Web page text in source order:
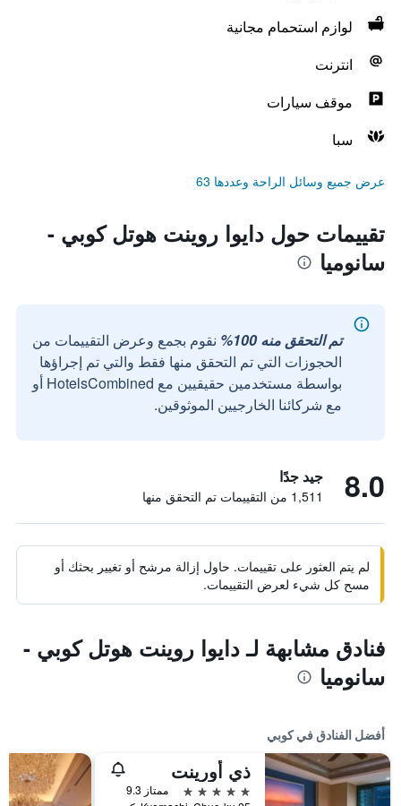
لوازم استحمام مجانية
انترنت
موقف سيارات
سبا
عرض جميع وسائل الراحة وعددها 63
تقييمات حول دايوا روينت هوتل كوبي -
سانوميا
تم التحقق منه 100%
نقوم بجمع وعرض التقييمات من
الحجوزات التي تم التحقق منها فقط والتي تم إجراؤها
بواسطة مستخدمين حقيقيين مع HotelsCombined أو
مع شركائنا الخارجيين الموثوقين.
8.0 جيد جدًا
1,511 من التقييمات تم التحقق منها
لم يتم العثور على تقييمات. حاول إزالة مرشح أو تغيير بحثك أو
مسح كل شيء لعرض التقييمات.
فنادق مشابهة لـ دايوا روينت هوتل كوبي -
سانوميا
أفضل الفنادق في كوبي
ذي أورينت
5 نجوم
ممتاز 9.3